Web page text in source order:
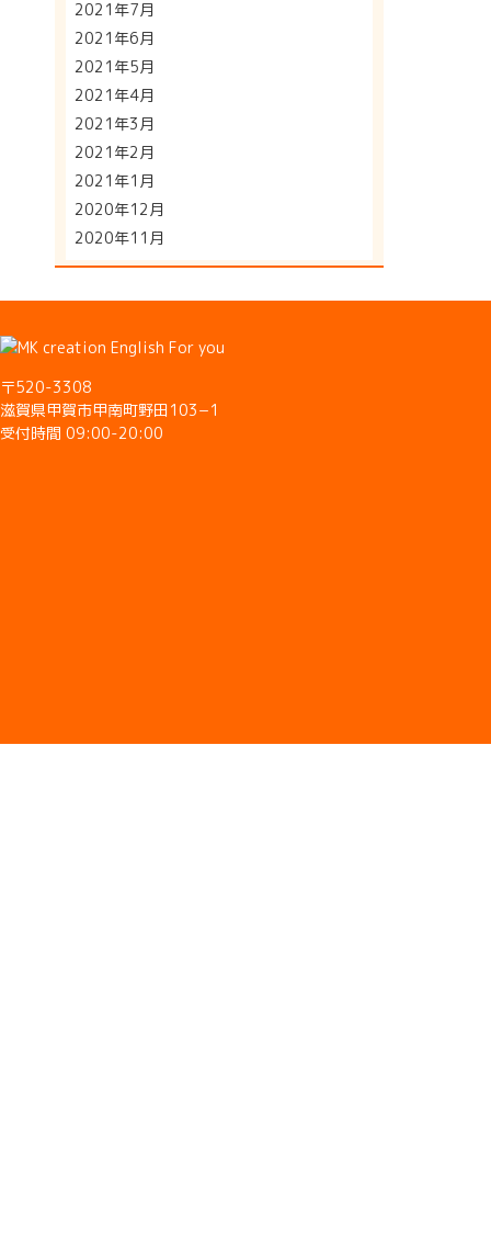
2021年7月
2021年6月
2021年5月
2021年4月
2021年3月
2021年2月
2021年1月
2020年12月
2020年11月
〒520-3308
滋賀県甲賀市甲南町野田103−1
受付時間 09:00-20:00